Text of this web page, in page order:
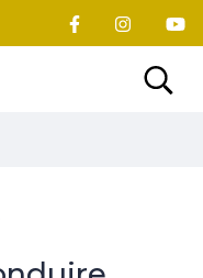
officiel du village